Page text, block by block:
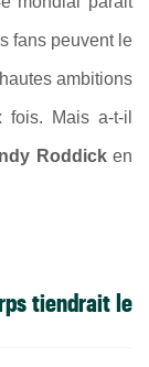
fans peuvent le
ambitions
Mais a-t-il
Roddicken
tiendrait le